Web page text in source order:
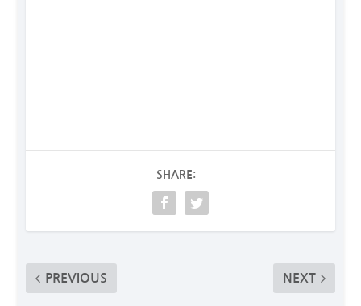
SHARE:
PREVIOUS NEXT